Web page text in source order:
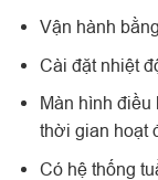
Vận hành
Cài đặt nhiệt
Màn hình điều
thời gian hoạt
Có hệ thống